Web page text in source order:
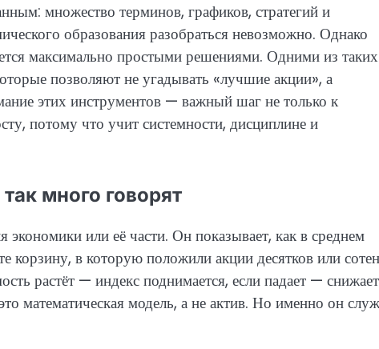
множество терминов, графиков, стратегий и
образования разобраться невозможно. Однако
максимально простыми решениями. Одними из таких
позволяют не угадывать «лучшие акции», а
этих инструментов — важный шаг не только к
потому что учит системности, дисциплине и
много говорят
или её части. Он показывает, как в среднем
корзину, в которую положили акции десятков или сотен
растёт — индекс поднимается, если падает —
математическая модель, а не актив. Но именно он